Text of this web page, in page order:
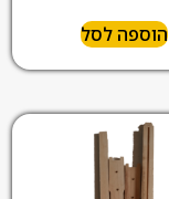
הוספה לסל